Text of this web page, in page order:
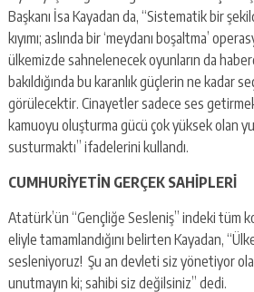
Başkanı İsa Kayadan da, “Sistematik bir
kıyımı; aslında bir ‘meydanı boşaltma’
ülkemizde sahnelenecek oyunların da
bakıldığında bu karanlık güçlerin ne kadar
görülecektir. Cinayetler sadece ses
kamuoyu oluşturma gücü çok yüksek olan
susturmaktı” ifadelerini kullandı.
CUMHURİYETİN GERÇEK SAHİPLERİ
Atatürk’ün “Gençliğe Sesleniş” indeki tüm
eliyle tamamlandığını belirten Kayadan,
sesleniyoruz! Şu an devleti siz yönetiyor
unutmayın ki; sahibi siz değilsiniz” dedi.